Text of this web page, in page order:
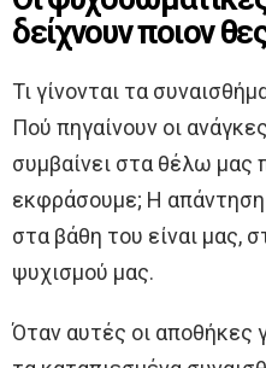
δείχνουν ποιον
Τι γίνονται τα
Πού πηγαίνουν οι
συμβαίνει στα θέλω μας
εκφράσουμε; Η απάντηση
στα βάθη του είναι μας,
ψυχισμού μας.
Όταν αυτές οι αποθήκες